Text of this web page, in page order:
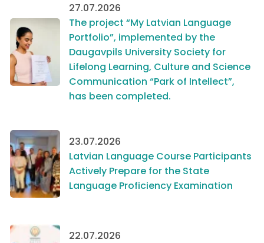
27.07.2026
The project “My Latvian Language
Portfolio”, implemented by the
Daugavpils University Society for
Lifelong Learning, Culture and Science
Communication “Park of Intellect”,
has been completed.
23.07.2026
Latvian Language Course Participants
Actively Prepare for the State
Language Proficiency Examination
22.07.2026